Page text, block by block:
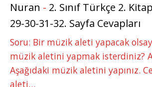
Nuran - 2. Sınıf Türkçe 2.
29-30-31-32. Sayfa Cevapları
Soru: Bir müzik aleti yapacak
müzik aletini yapmak isterdiniz?
Aşağıdaki müzik aletini yapınız.
aleti…